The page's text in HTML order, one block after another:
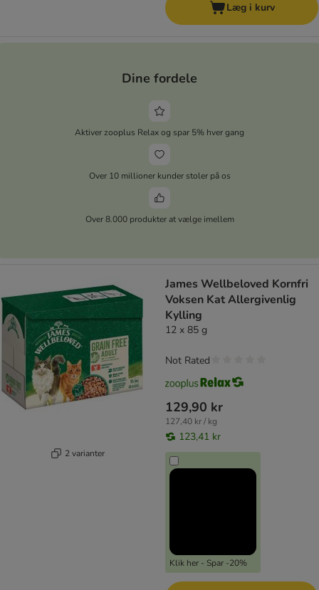
Læg i kurv
Dine fordele
Aktiver zooplus Relax og spar 5% hver gang
Over 10 millioner kunder stoler på os
Over 8.000 produkter at vælge imellem
2 varianter
James Wellbeloved Kornfri
Voksen Kat Allergivenlig
Kylling
12 x 85 g
129,90 kr
127,40 kr / kg
123,41 kr
Klik her - Spar -20%
Not Rated